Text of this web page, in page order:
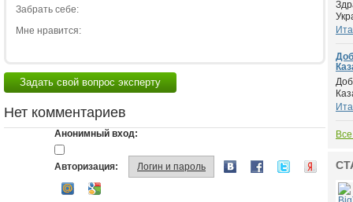
Забрать себе:
Мне нравится:
Задать свой вопрос эксперту
Нет комментариев
Анонимный вход:
Авторизация: Логин и пароль